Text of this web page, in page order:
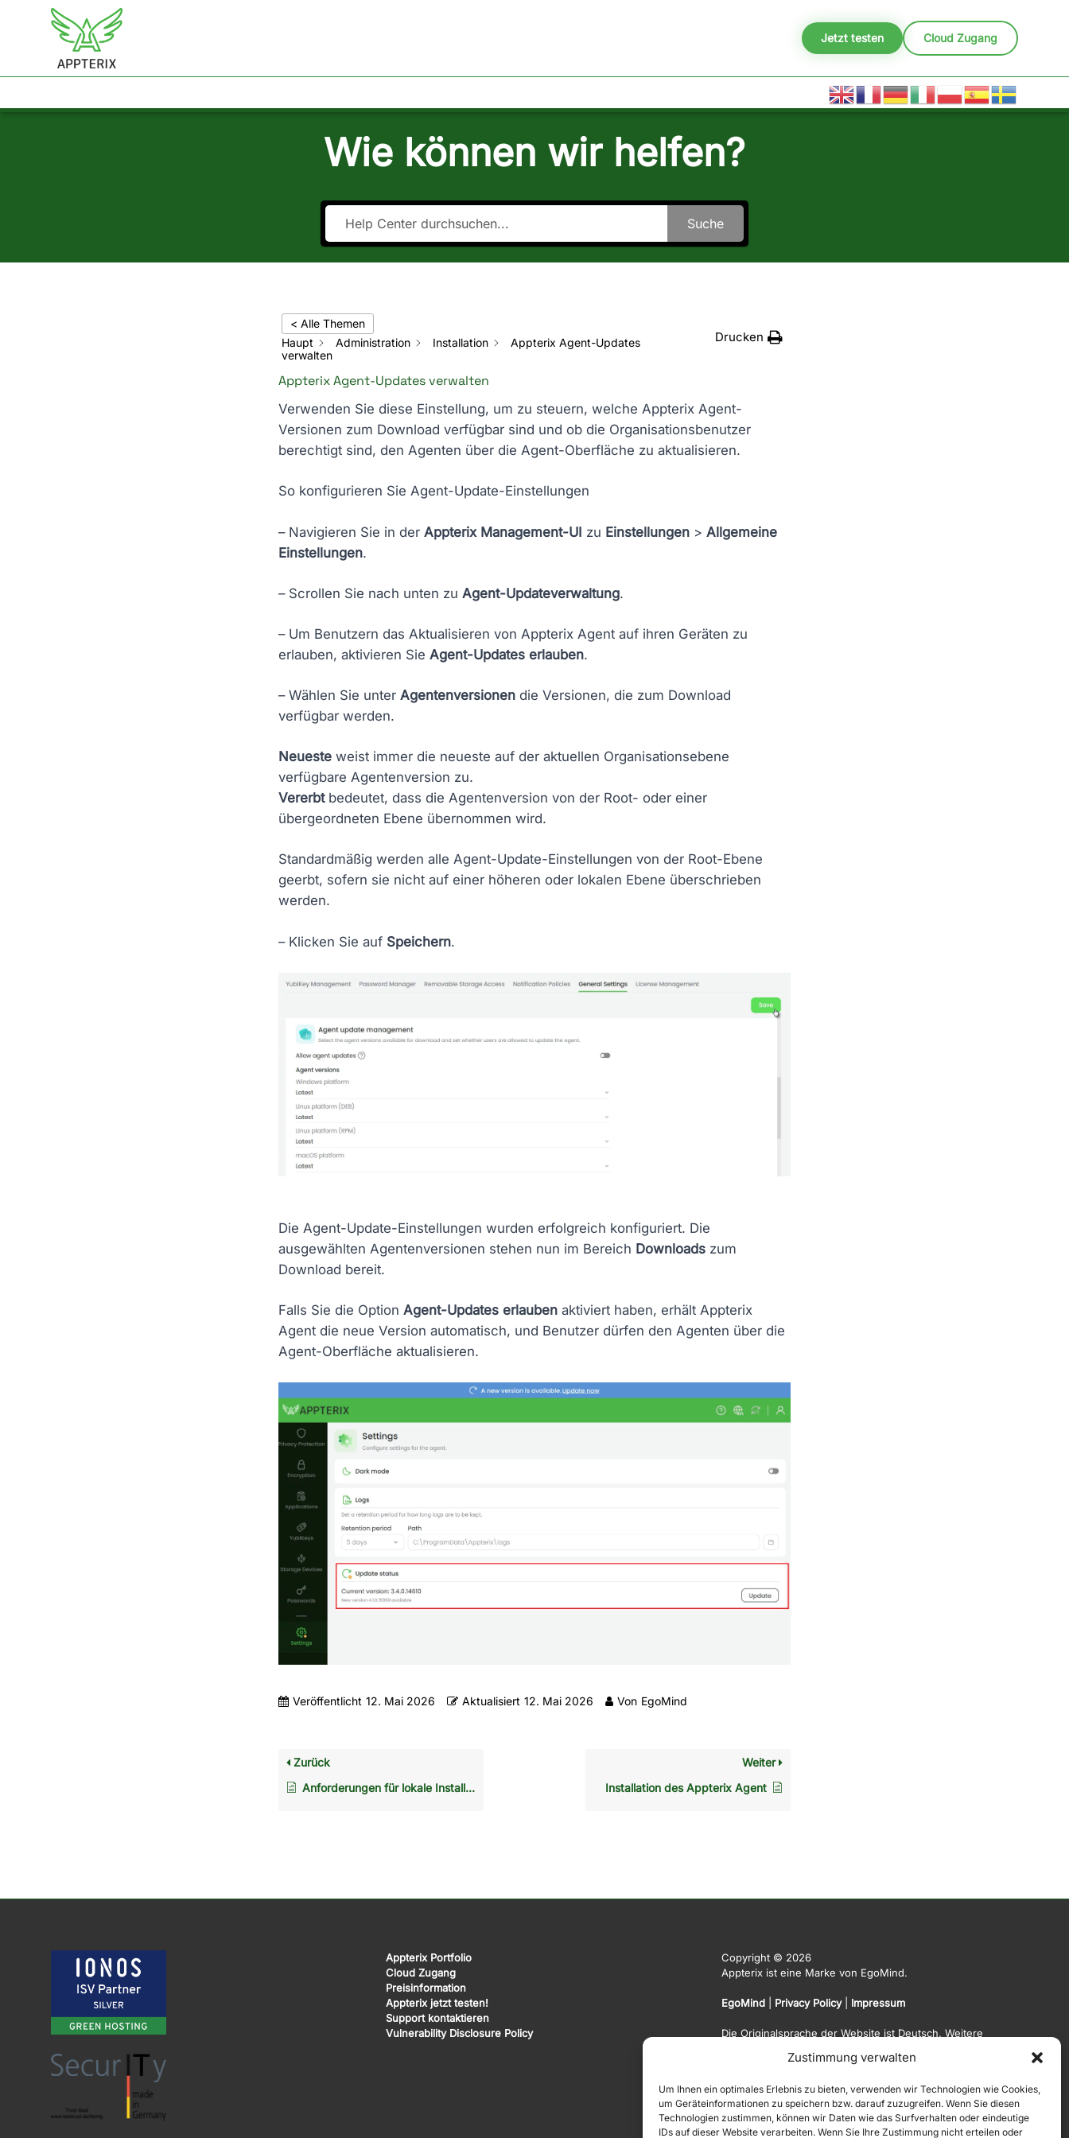
Zustimmung verwalten
Um Ihnen ein optimales Erlebnis zu bieten, verwenden wir Technologien wie Cookies,
um Geräteinformationen zu speichern bzw. darauf zuzugreifen. Wenn Sie diesen
Technologien zustimmen, können wir Daten wie das Surfverhalten oder eindeutige
IDs auf dieser Website verarbeiten. Wenn Sie Ihre Zustimmung nicht erteilen oder
Jetzt testen Cloud Zugang
Wie können wir helfen?
Suche
< Alle Themen
Haupt
Administration Installation
Appterix Agent-Updates
verwalten
Drucken
Appterix Agent-Updates verwalten
Verwenden Sie diese Einstellung, um zu steuern, welche Appterix Agent-
Versionen zum Download verfügbar sind und ob die Organisationsbenutzer
berechtigt sind, den Agenten über die Agent-Oberfläche zu aktualisieren.
So konfigurieren Sie Agent-Update-Einstellungen
– Navigieren Sie in der Appterix Management-UI zu Einstellungen > Allgemeine
Einstellungen.
– Scrollen Sie nach unten zu Agent-Updateverwaltung.
– Um Benutzern das Aktualisieren von Appterix Agent auf ihren Geräten zu
erlauben, aktivieren Sie Agent-Updates erlauben.
– Wählen Sie unter Agentenversionen die Versionen, die zum Download
verfügbar werden.
Neueste weist immer die neueste auf der aktuellen Organisationsebene
verfügbare Agentenversion zu.
Vererbtbedeutet, dass die Agentenversion von der Root- oder einer
übergeordneten Ebene übernommen wird.
Standardmäßig werden alle Agent-Update-Einstellungen von der Root-Ebene
geerbt, sofern sie nicht auf einer höheren oder lokalen Ebene überschrieben
werden.
– Klicken Sie auf Speichern.
Die Agent-Update-Einstellungen wurden erfolgreich konfiguriert. Die
ausgewählten Agentenversionen stehen nun im Bereich Downloads zum
Download bereit.
Falls Sie die Option Agent-Updates erlauben aktiviert haben, erhält Appterix
Agent die neue Version automatisch, und Benutzer dürfen den Agenten über die
Agent-Oberfläche aktualisieren.
Veröffentlicht 12. Mai 2026 Aktualisiert 12. Mai 2026 Von EgoMind
Zurück
Anforderungen für lokale Installationen
Weiter
Installation des Appterix Agent
Appterix Portfolio
Cloud Zugang
Preisinformation
Appterix jetzt testen!
Support kontaktieren
Vulnerability Disclosure Policy
Copyright © 2026
Appterix ist eine Marke von EgoMind.
EgoMind| Privacy Policy Impressum
Die Originalsprache der Website ist Deutsch. Weitere
Hierauf übernehmen wir keine Gewähr.